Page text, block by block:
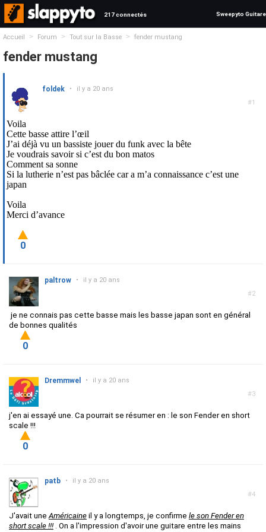
217 connectés Sweepyto Guitare
Accueil > Forum > Tout sur la Basse > fender mustang
fender mustang
#1
foldek • il y a 20 ans
Voila
Cette basse attire l’œil
J’ai déjà vu un bassiste jouer du funk avec la bête
Je voudrais savoir si c’est du bon matos
Comment sa sonne
Si la lutherie n’est pas bâclée car a m’a connaissance c’est une
japan
Voila
Merci d’avance
0
#2
paltrow • il y a 20 ans
je ne connais pas cette basse mais les basse japan sont en général
de bonnes qualités
0
#3
Dremmwel • il y a 20 ans
j'en ai essayé une. Ca pourrait se résumer en : le son Fender en short
scale !!!
0
#4
patb • il y a 20 ans
J'avait uneAméricaine il y a longtemps, je confirme le son Fender en
short scale !!!. On a l'impression d'avoir une guitare entre les mains